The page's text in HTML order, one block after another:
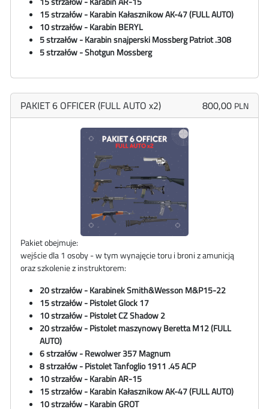
15 strzałów - Karabin Kałasznikow AK-47 (FULL AUTO)
10 strzałów - Karabin BERYL
5 strzałów - Karabin snajperski Mossberg Patriot .308
5 strzałów - Shotgun Mossberg
PAKIET 6 OFFICER (FULL AUTO x2) 800,00 PLN
Pakiet obejmuje:
wejście dla 1 osoby - w tym wynajęcie toru i broni z amunicją
oraz szkolenie z instruktorem:
20 strzałów - KarabinekSmith&WessonM&P15-22
15 strzałów - Pistolet Glock 17
10 strzałów - Pistolet CZ Shadow 2
20 strzałów - Pistolet maszynowyBeretta M12(FULL
AUTO)
6 strzałów - Rewolwer 357 Magnum
8 strzałów - Pistolet Tanfoglio 1911 .45 ACP
10 strzałów - Karabin AR-15
15 strzałów - Karabin Kałasznikow AK-47 (FULL AUTO)
10 strzałów - Karabin GROT